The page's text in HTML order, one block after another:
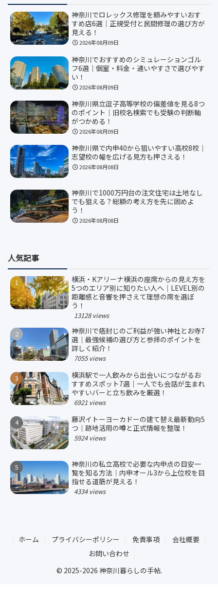
神奈川でロレックス修理を頼みやすいおす
すめ店6選｜正規受付と民間修理の選び方が
見える！
2026年08月09日
神奈川でおすすめのシミュレーションゴル
フ6選｜個室・料金・通いやすさで選びやす
い！
2026年08月09日
神奈川県立逗子高等学校の偏差値を見る8つ
のポイント｜旧校名検索でも受験の判断軸
がつかめる！
2026年08月09日
神奈川県で内申40から狙いやすい高校8校｜
志望校の幅を広げる見方も押さえる！
2026年08月08日
神奈川で1000万円台の注文住宅は土地なし
でも狙える？総額の考え方を先に固めよ
う！
2026年08月08日
人気記事
横浜・Kアリーナ横浜の座席からの見え方を
5つのエリア別に知りたい人へ｜LEVEL別の
距離感と音響を押さえて理想の席を選ぼ
う！
13128 views
神奈川で癌封じのご利益が強い神社とお寺7
選｜最強候補の選び方と参拝のポイントを
詳しく紹介！
7055 views
横浜駅で一人飲みから出会いにつながるお
すすめスポット7選｜一人でも会話が生まれ
やすいバーと立ち飲みを厳選！
6921 views
藤沢イトーヨーカドーの建て替え最新動向5
つ｜跡地活用の噂と正式情報を整理！
5924 views
神奈川の私立高校で必要な内申点の目安一
覧を知る方法｜内申オール3から上位校を目
指せる道筋が見える！
4334 views
ホーム プライバシーポリシー 免責事項
会社概要
お問い合わせ
© 2025-2026 神奈川暮らしの手帖.